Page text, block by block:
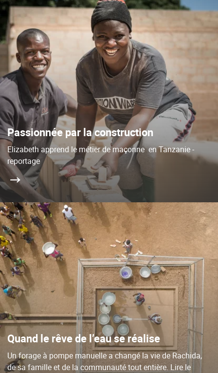
Passionnée par la construction
Elizabeth apprend le métier de maçonne en Tanzanie -
reportage
Quand le rêve de l’eau se réalise
Un forage à pompe manuelle a changé la vie de Rachida,
de sa famille et de la communauté tout entière. Lire le